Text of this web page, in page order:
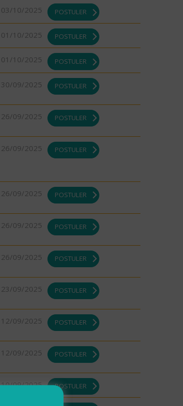
03/10/2025 POSTULER
01/10/2025 POSTULER
01/10/2025 POSTULER
30/09/2025 POSTULER
26/09/2025 POSTULER
26/09/2025 POSTULER
26/09/2025 POSTULER
26/09/2025 POSTULER
26/09/2025 POSTULER
23/09/2025 POSTULER
12/09/2025 POSTULER
12/09/2025 POSTULER
10/09/2025 POSTULER